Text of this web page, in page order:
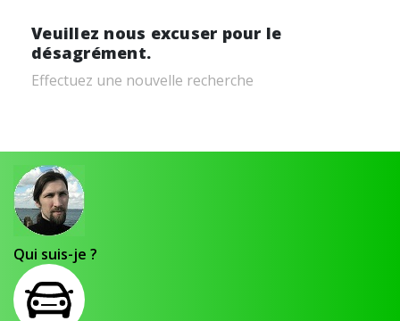
Veuillez nous excuser pour le
désagrément.
Effectuez une nouvelle recherche
Qui suis-je ?